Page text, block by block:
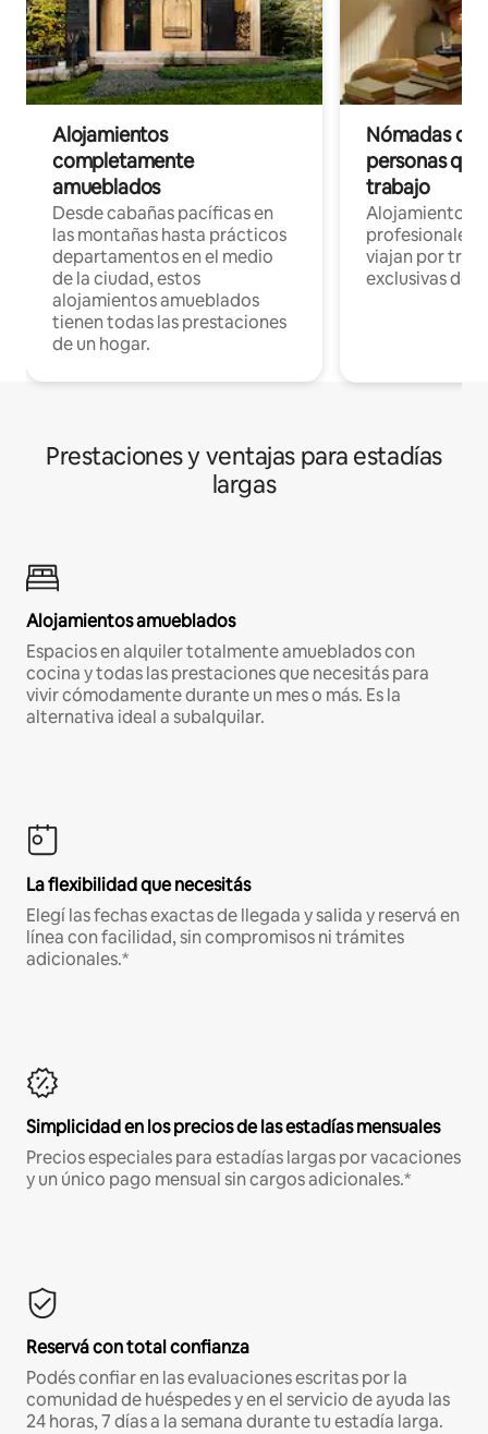
Alojamientos
completamente
amueblados
Desde cabañas pacíficas en
las montañas hasta prácticos
departamentos en el medio
de la ciudad, estos
alojamientos amueblados
tienen todas las prestaciones
de un hogar.
Nómadas
personas
trabajo
Alojamientos
profesionales
viajan por
exclusivas de
Prestaciones y ventajas para estadías
largas
Alojamientos amueblados
Espacios en alquiler totalmente amueblados con
cocina y todas las prestaciones que necesitás para
vivir cómodamente durante un mes o más. Es la
alternativa ideal a subalquilar.
La flexibilidad que necesitás
Elegí las fechas exactas de llegada y salida y reservá en
línea con facilidad, sin compromisos ni trámites
adicionales.*
Simplicidad en los precios de las estadías mensuales
Precios especiales para estadías largas por vacaciones
y un único pago mensual sin cargos adicionales.*
Reservá con total confianza
Podés confiar en las evaluaciones escritas por la
comunidad de huéspedes y en el servicio de ayuda las
24 horas, 7 días a la semana durante tu estadía larga.